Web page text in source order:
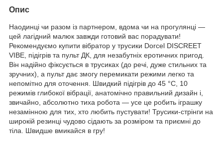
Опис
Наодинці чи разом із партнером, вдома чи на прогулянці —
цей лагідний малюк завжди готовий вас порадувати!
Рекомендуємо купити вібратор у трусики Dorcel DISCREET
VIBE, підігрів та пульт ДК, для незабутніх еротичних пригод.
Він надійно фіксується в трусиках (до речі, дуже стильних та
зручних), а пульт дає змогу перемикати режими легко та
непомітно для оточення. Швидкий підігрів до 45 °С, 10
режимів глибокої вібрації, анатомічно правильний дизайн і,
звичайно, абсолютно тиха робота — усе це робить іграшку
незамінною для тих, хто любить пустувати! Трусики-стрінги на
широкій резинці чудово сідають за розміром та приємні до
тіла. Швидше вмикайся в гру!